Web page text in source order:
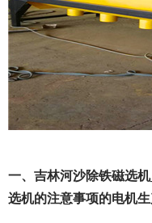
一、吉林河沙除铁磁选
选机的注意事项的电机